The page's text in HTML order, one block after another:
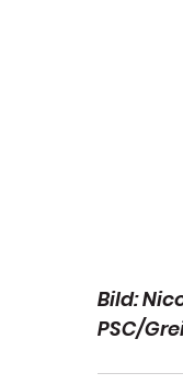
Bild:
PSC/